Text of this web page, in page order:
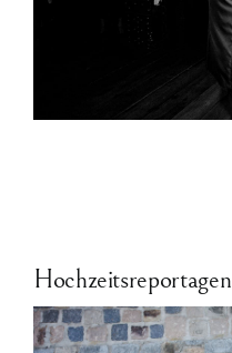
Hochzeitsreportagen